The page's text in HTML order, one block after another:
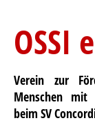
OSSI
Verein zur
Menschen mit
beim SV